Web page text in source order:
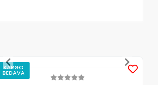
KARGO
BEDAVA